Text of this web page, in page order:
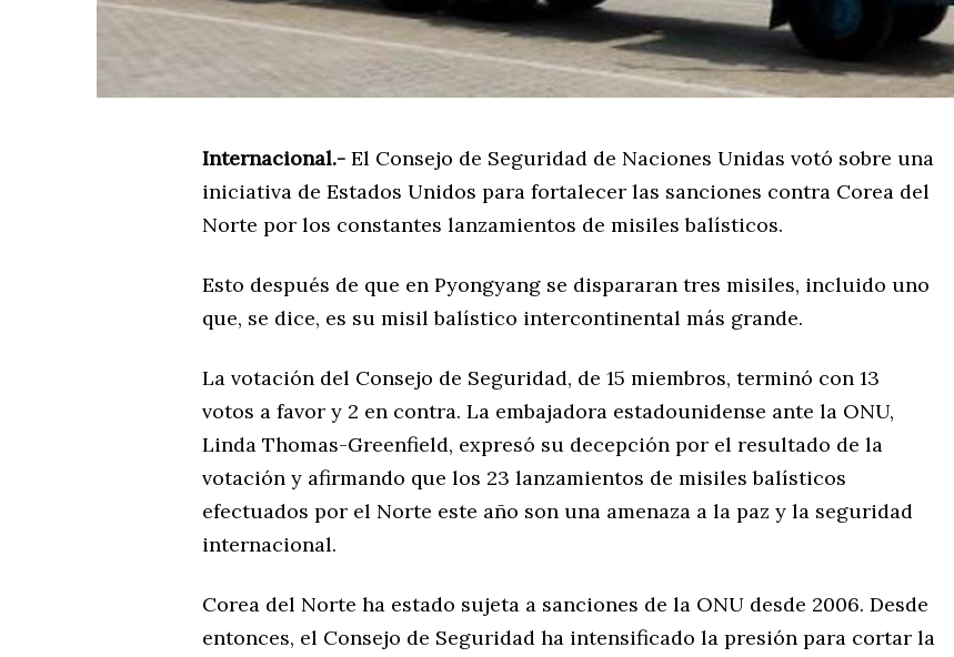
Internacional.- El Consejo de Seguridad de Naciones Unidas votó sobre una
iniciativa de Estados Unidos para fortalecer las sanciones contra Corea del
Norte por los constantes lanzamientos de misiles balísticos.
Esto después de que en Pyongyang se dispararan tres misiles, incluido uno
que, se dice, es su misil balístico intercontinental más grande.
La votación del Consejo de Seguridad, de 15 miembros, terminó con 13
votos a favor y 2 en contra. La embajadora estadounidense ante la ONU,
Linda Thomas-Greenfield, expresó su decepción por el resultado de la
votación y afirmando que los 23 lanzamientos de misiles balísticos
efectuados por el Norte este año son una amenaza a la paz y la seguridad
internacional.
Corea del Norte ha estado sujeta a sanciones de la ONU desde 2006. Desde
entonces, el Consejo de Seguridad ha intensificado la presión para cortar la